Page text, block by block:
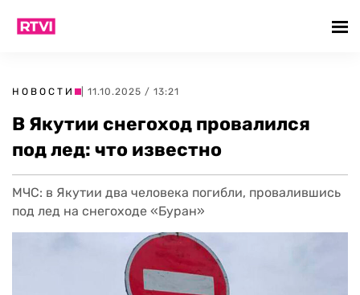
НОВОСТИ | 11.10.2025 / 13:21
В Якутии снегоход провалился
под лед: что известно
МЧС: в Якутии два человека погибли, провалившись
под лед на снегоходе «Буран»